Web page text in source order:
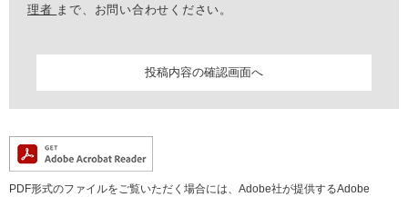
理者 まで、お問い合わせください。
PDF形式のファイルをご覧いただく場合には、Adobe社が提供するAdobe